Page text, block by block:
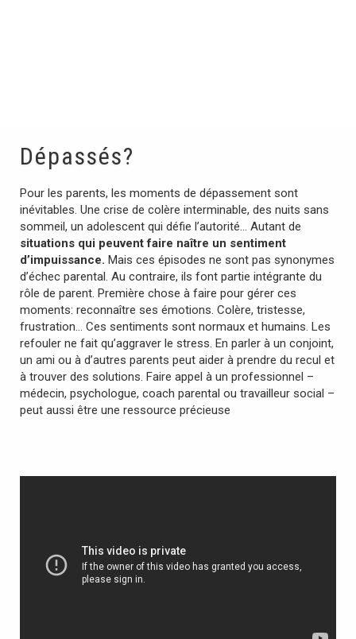
Dépassés?
Pour les parents, les moments de dépassement sont
inévitables. Une crise de colère interminable, des nuits sans
sommeil, un adolescent qui défie l’autorité… Autant de
situations qui peuvent faire naître un sentiment
d’impuissance. Mais ces épisodes ne sont pas synonymes
d’échec parental. Au contraire, ils font partie intégrante du
rôle de parent. Première chose à faire pour gérer ces
moments: reconnaître ses émotions. Colère, tristesse,
frustration… Ces sentiments sont normaux et humains. Les
refouler ne fait qu’aggraver le stress. En parler à un conjoint,
un ami ou à d’autres parents peut aider à prendre du recul et
à trouver des solutions. Faire appel à un professionnel –
médecin, psychologue, coach parental ou travailleur social –
peut aussi être une ressource précieuse